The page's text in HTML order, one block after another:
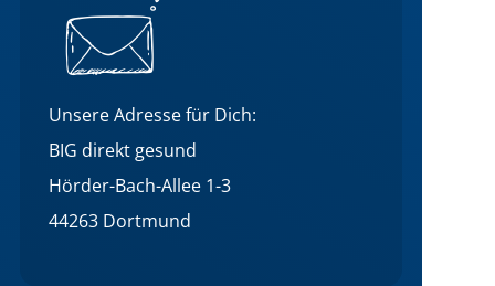
Unsere Adresse für Dich:
BIG direkt gesund
Hörder-Bach-Allee 1-3
44263 Dortmund